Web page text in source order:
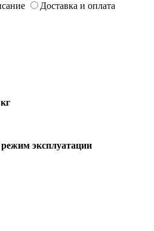
Доставка и оплата
эксплуатации